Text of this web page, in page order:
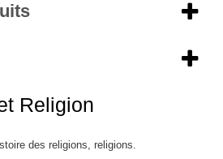
Religion
des religions, religions.